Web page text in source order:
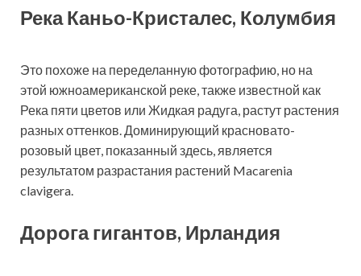
Река Каньо-Кристалес, Колумбия
Это похоже на переделанную фотографию, но на
этой южноамериканской реке, также известной как
Река пяти цветов или Жидкая радуга, растут растения
разных оттенков. Доминирующий красновато-
розовый цвет, показанный здесь, является
результатом разрастания растений Macarenia
clavigera.
Дорога гигантов, Ирландия